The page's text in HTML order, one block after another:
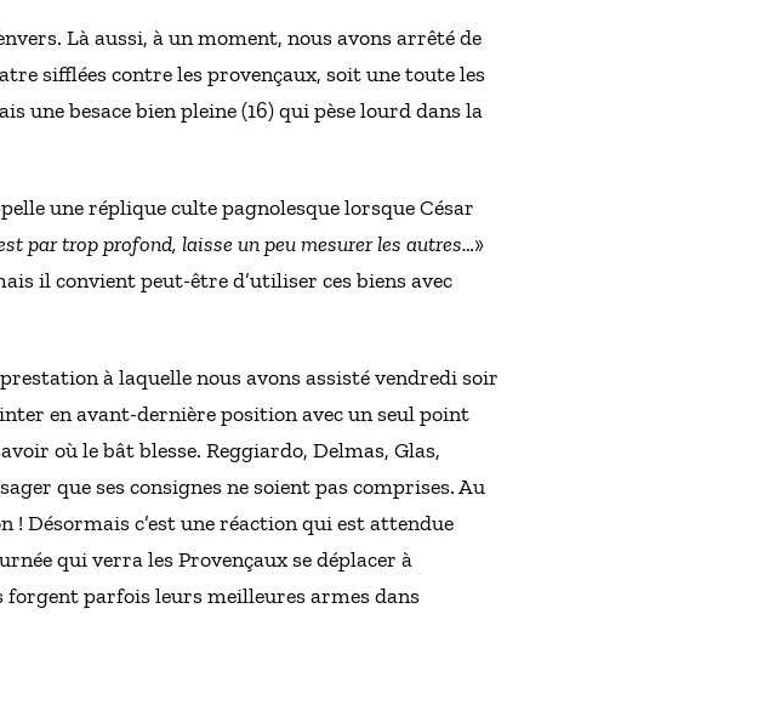
Là aussi, à un moment, nous avons arrêté de
sifflées contre les provençaux, soit une toute les
une besace bien pleine (16) qui pèse lourd dans la
une réplique culte pagnolesque lorsque César
par trop profond, laisse un peu mesurer les autres…»
il convient peut-être d’utiliser ces biens avec
à laquelle nous avons assisté vendredi soir
en avant-dernière position avec un seul point
où le bât blesse. Reggiardo, Delmas, Glas,
que ses consignes ne soient pas comprises. Au
Désormais c’est une réaction qui est attendue
qui verra les Provençaux se déplacer à
forgent parfois leurs meilleures armes dans